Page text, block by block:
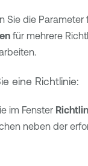
Sie die Parameter
für mehrere
eine Richtlinie:
im Fenster
neben der